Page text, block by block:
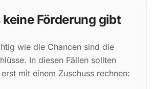
keine Förderung gibt
wie die Chancen sind die
In diesen Fällen sollten
mit einem Zuschuss rechnen: